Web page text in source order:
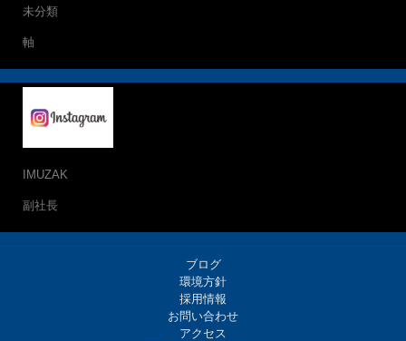
未分類
軸
IMUZAK
副社長
ブログ
環境方針
採用情報
お問い合わせ
アクセス